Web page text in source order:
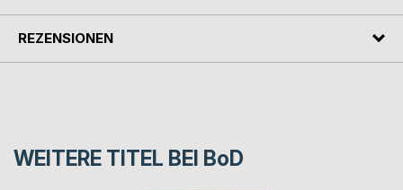
REZENSIONEN
WEITERE TITEL BEI BoD